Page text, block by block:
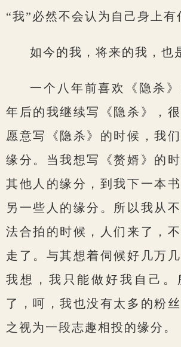
“我”必然不会认为自己身上有
如今的我，将来的我，也
一个八年前喜欢《隐杀
年后的我继续写《隐杀》，
愿意写《隐杀》的时候，我
缘分。当我想写《赘婿》的
其他人的缘分，到我下一本
另一些人的缘分。所以我从
法合拍的时候，人们来了，不
走了。与其想着伺候好几万
我想，我只能做好我自己。
了，呵，我也没有太多的粉
之视为一段志趣相投的缘分。